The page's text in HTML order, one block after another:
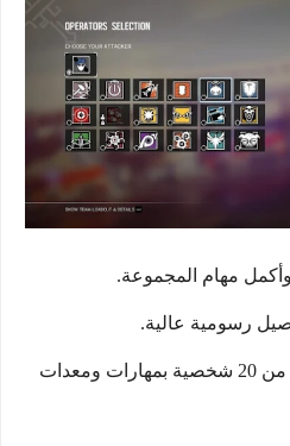
مهام المجموعة.
رسومية عالية.
إمكانية الاختيار بين أكثر من 20 شخصية بمهارات ومعدات